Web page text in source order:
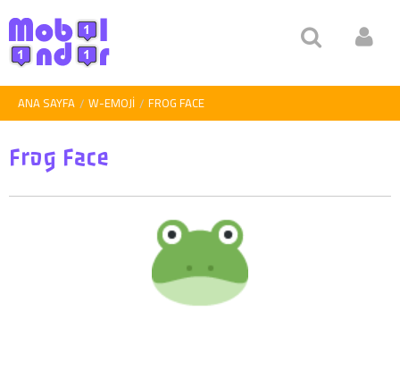
ANA SAYFA W-EMOJI FROG FACE
Frog Face